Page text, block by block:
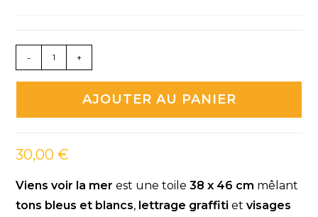
quantité
de
- +
AJOUTER AU PANIER
30,00€
Viens voir la mer est une toile38 x 46 cm mêlant
tons bleus et blancs, lettrage graffiti etvisages